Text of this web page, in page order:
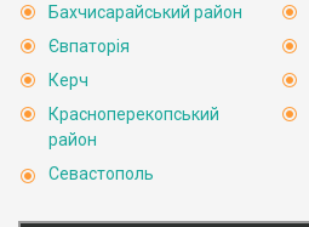
Бахчисарайський район
Євпаторія
Керч
Красноперекопський
район
Севастополь